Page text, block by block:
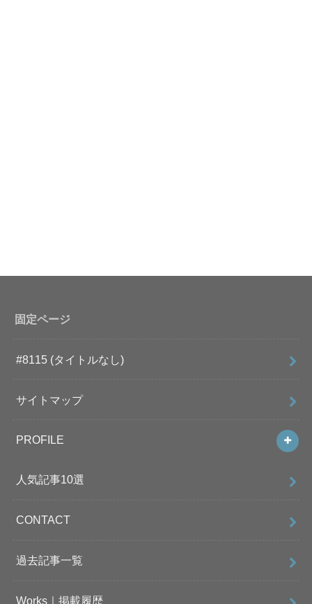
固定ページ
#8115 (タイトルなし)
サイトマップ
PROFILE
人気記事10選
CONTACT
過去記事一覧
Works｜掲載履歴